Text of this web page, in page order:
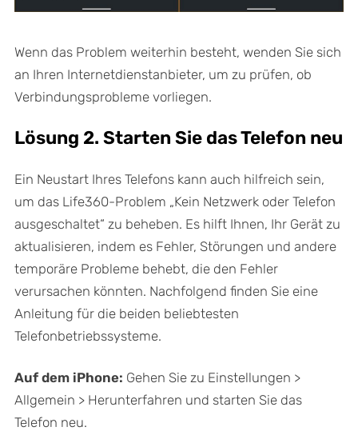
Wenn das Problem weiterhin besteht, wenden Sie sich
an Ihren Internetdienstanbieter, um zu prüfen, ob
Verbindungsprobleme vorliegen.
Lösung 2. Starten Sie das Telefon neu
Ein Neustart Ihres Telefons kann auch hilfreich sein,
um das Life360-Problem „Kein Netzwerk oder Telefon
ausgeschaltet“ zu beheben. Es hilft Ihnen, Ihr Gerät zu
aktualisieren, indem es Fehler, Störungen und andere
temporäre Probleme behebt, die den Fehler
verursachen könnten. Nachfolgend finden Sie eine
Anleitung für die beiden beliebtesten
Telefonbetriebssysteme.
Auf dem iPhone: Gehen Sie zu Einstellungen >
Allgemein > Herunterfahren und starten Sie das
Telefon neu.